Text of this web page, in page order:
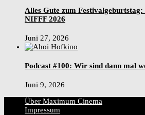
Alles Gute zum Festivalgeburtstag:
NIFFF 2026
Juni 27, 2026
Podcast #100: Wir sind dann mal
Juni 9, 2026
Über Maximum Cinema
Impressum